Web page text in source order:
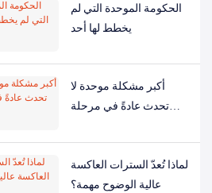
واحدة؟
الحكومة الموحدة التي لم
يخطط لها أحد
أكبر مشكلة موحدة لا
تحدث عادةً في مرحلة
لماذا تُعدّ السترات العاكسة
عالية الوضوح مهمة؟